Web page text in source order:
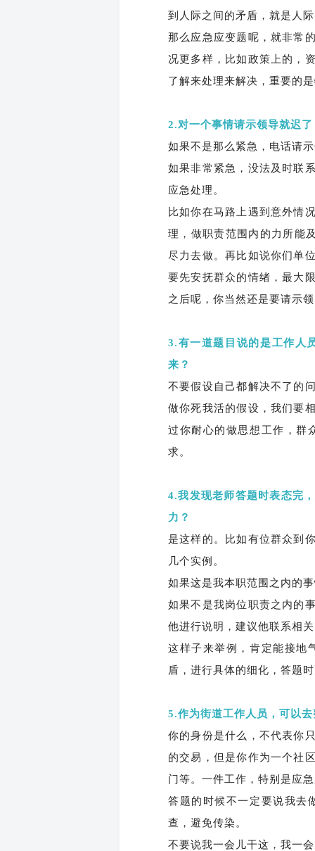
到人际之间的矛盾，就是人
那么应急应变题呢，就非常
况更多样，比如政策上的，
了解来处理来解决，重要的
2.对一个事情请示领导就迟
如果不是那么紧急，电话请
如果非常紧急，没法及时联
应急处理。
比如你在马路上遇到意外情
理，做职责范围内的力所能
尽力去做。再比如说你们单
要先安抚群众的情绪，最大
之后呢，你当然还是要请示
3.有一道题目说的是工作人
来？
不要假设自己都解决不了的
做你死我活的假设，我们要
过你耐心的做思想工作，群
求。
4.我发现老师答题时表态完
力？
是这样的。比如有位群众到
几个实例。
如果这是我本职范围之内的
如果不是我岗位职责之内的
他进行说明，建议他联系相
这样子来举例，肯定能接地
盾，进行具体的细化，答题
5.作为街道工作人员，可以
你的身份是什么，不代表你
的交易，但是你作为一个社
门等。一件工作，特别是应
答题的时候不一定要说我去
查，避免传染。
不要说我一会儿干这，我一